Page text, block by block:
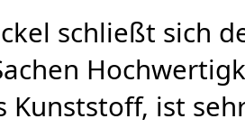
schließt sich
Kunststoff, ist